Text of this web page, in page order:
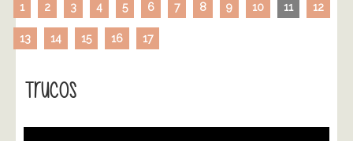
1 2 3 4 5 6 7 8 9 10 11 12
13 14 15 16 17
Trucos